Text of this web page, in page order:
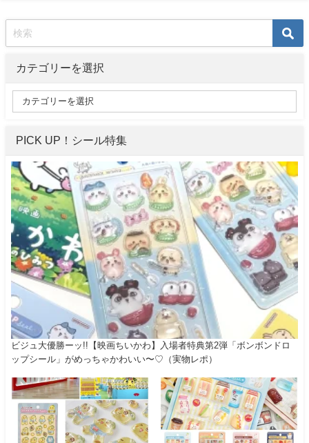
カテゴリーを選択
PICK UP！シール特集
ビジュ大優勝ーッ!!【映画ちいかわ】入場者特典第2弾「ボンボンドロ
ップシール」がめっちゃかわいい〜♡（実物レポ）